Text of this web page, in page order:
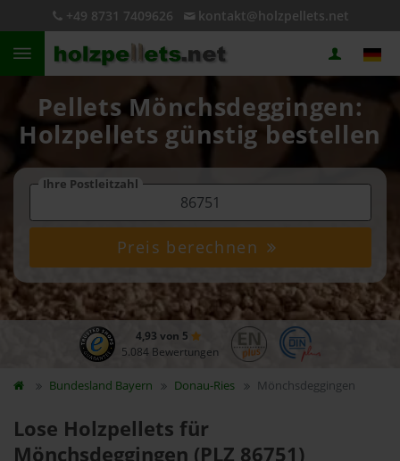
+49 8731 7409626 kontakt@holzpellets.net
Pellets Mönchsdeggingen:
Holzpellets günstig bestellen
Ihre Postleitzahl
Preis berechnen
4,93 von 5
5.084 Bewertungen
Bundesland Bayern Donau-Ries Mönchsdeggingen
Lose Holzpellets für
Mönchsdeggingen (PLZ 86751)